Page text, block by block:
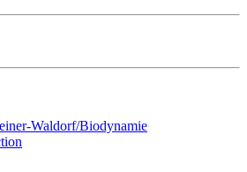
Waldorf/Biodynamie